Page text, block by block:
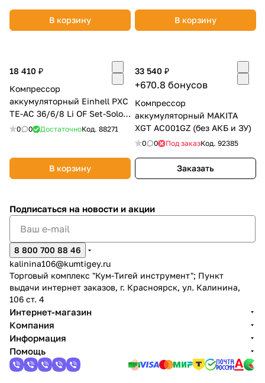
В корзину В корзину
18 410 ₽
Компрессор
аккумуляторный Einhell PXC
TE-AC 36/6/8 Li OF Set-Solo
(без АКБ и ЗУ) 4020450
0 0 ДостаточноКод. 88271
В корзину
33 540 ₽
+670.8 бонусов
Компрессор
аккумуляторный MAKITA
XGT AC001GZ (без АКБ и ЗУ)
0 0 Под заказКод. 92385
Заказать
Подписаться на новости и акции
8 800 700 88 46
kalinina106@kumtigey.ru
Торговый комплекс "Кум-Тигей инструмент"; Пункт
выдачи интернет заказов, г. Красноярск, ул. Калинина,
106 ст. 4
Интернет-магазин
Компания
Информация
Помощь